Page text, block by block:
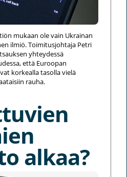
mukaan ole vain Ukrainan
ilmiö. Toimitusjohtaja Petri
yhteydessä
että Euroopan
korkealla tasolla vielä
rauha.
alkaa?